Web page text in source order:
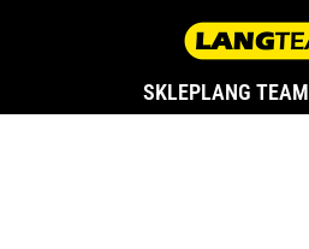
SKLEPLANG TEAM